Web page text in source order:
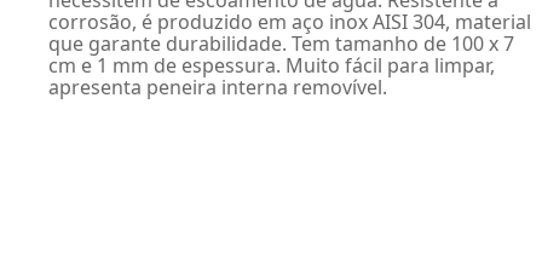
corrosão, é produzido em aço inox AISI 304, material
que garante durabilidade. Tem tamanho de 100 x 7
cm e 1 mm de espessura. Muito fácil para limpar,
apresenta peneira interna removível.